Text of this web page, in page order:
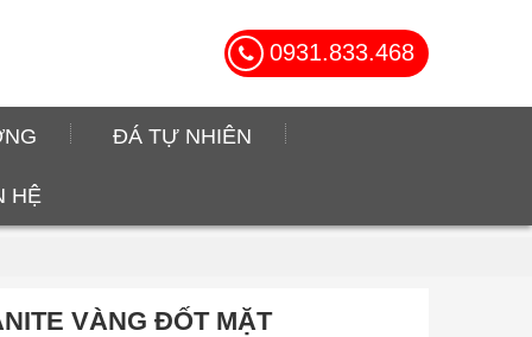
0931.833.468
ĐÁ TỰ NHIÊN
HỆ
VÀNG ĐỐT MẶT